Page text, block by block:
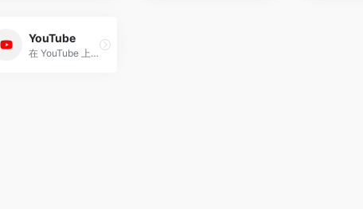
YouTube
在 YouTube 上畅享你喜爱的视频和音乐，上传原创内容并与亲朋好友和全世界观众分享你的视频。